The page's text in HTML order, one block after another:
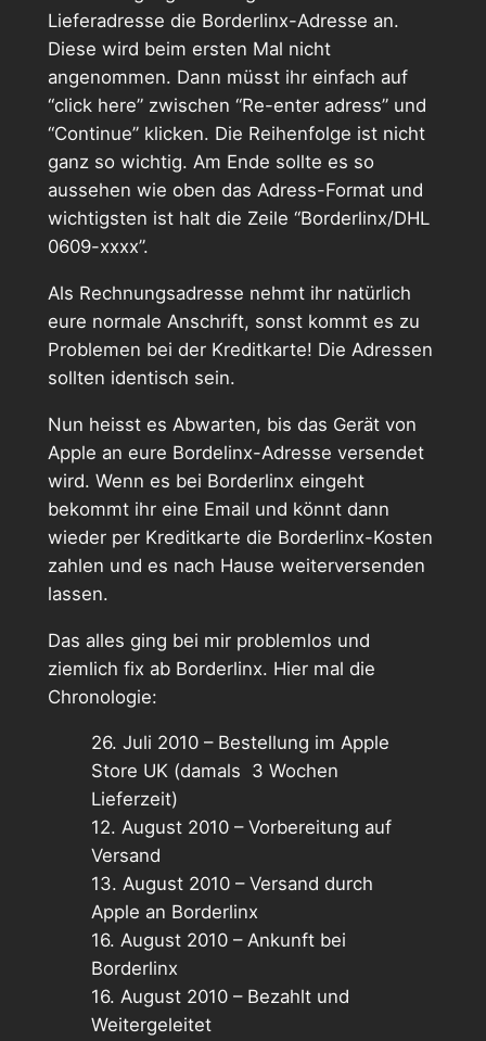
Lieferadresse die Borderlinx-Adresse an.
Diese wird beim ersten Mal nicht
angenommen. Dann müsst ihr einfach auf
“click here” zwischen “Re-enter adress” und
“Continue” klicken. Die Reihenfolge ist nicht
ganz so wichtig. Am Ende sollte es so
aussehen wie oben das Adress-Format und
wichtigsten ist halt die Zeile “Borderlinx/DHL
0609-xxxx”.
Als Rechnungsadresse nehmt ihr natürlich
eure normale Anschrift, sonst kommt es zu
Problemen bei der Kreditkarte! Die Adressen
sollten identisch sein.
Nun heisst es Abwarten, bis das Gerät von
Apple an eure Bordelinx-Adresse versendet
wird. Wenn es bei Borderlinx eingeht
bekommt ihr eine Email und könnt dann
wieder per Kreditkarte die Borderlinx-Kosten
zahlen und es nach Hause weiterversenden
lassen.
Das alles ging bei mir problemlos und
ziemlich fix ab Borderlinx. Hier mal die
Chronologie:
26. Juli 2010 – Bestellung im Apple
Store UK (damals 3 Wochen
Lieferzeit)
12. August 2010 – Vorbereitung auf
Versand
13. August 2010 – Versand durch
Apple an Borderlinx
16. August 2010 – Ankunft bei
Borderlinx
16. August 2010 – Bezahlt und
Weitergeleitet